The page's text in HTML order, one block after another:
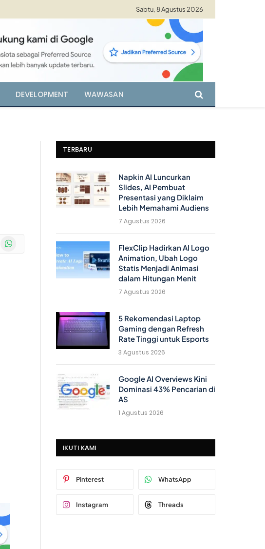
Sabtu, 8 Agustus 2026
DEVELOPMENT WAWASAN
WhatsApp
TERBARU
Napkin AI Luncurkan
Slides, AI Pembuat
Presentasi yang Diklaim
Lebih Memahami Audiens
7 Agustus 2026
FlexClip Hadirkan AI Logo
Animation, Ubah Logo
Statis Menjadi Animasi
dalam Hitungan Menit
7 Agustus 2026
5 Rekomendasi Laptop
Gaming dengan Refresh
Rate Tinggi untuk Esports
3 Agustus 2026
Google AI Overviews Kini
Dominasi 43% Pencarian di
AS
1 Agustus 2026
IKUTI KAMI
Pinterest WhatsApp
Instagram Threads